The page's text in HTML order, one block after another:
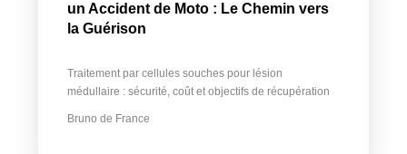
un Accident de Moto : Le Chemin vers
la Guérison
Traitement par cellules souches pour lésion
médullaire : sécurité, coût et objectifs de récupération
Bruno de France